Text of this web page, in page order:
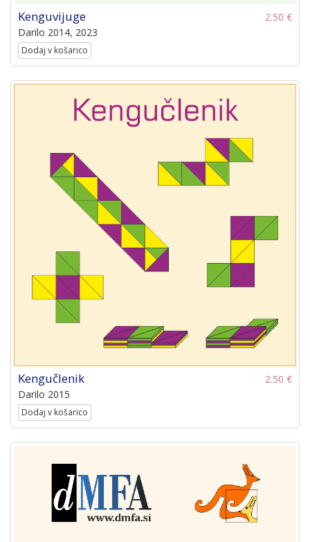
Kenguvijuge
2.50 €
Darilo 2014, 2023
Dodaj v košarico
Kengučlenik
2.50 €
Darilo 2015
Dodaj v košarico